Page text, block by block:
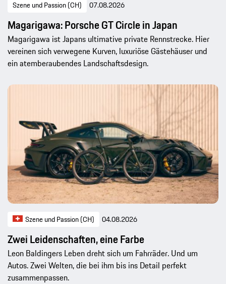
Szene und Passion (CH) 07.08.2026
Magarigawa: Porsche GT Circle in Japan
Magarigawa ist Japans ultimative private Rennstrecke. Hier
vereinen sich verwegene Kurven, luxuriöse Gästehäuser und
ein atemberaubendes Landschaftsdesign.
Szene und Passion (CH) 04.08.2026
Zwei Leidenschaften, eine Farbe
Leon Baldingers Leben dreht sich um Fahrräder. Und um
Autos. Zwei Welten, die bei ihm bis ins Detail perfekt
zusammenpassen.